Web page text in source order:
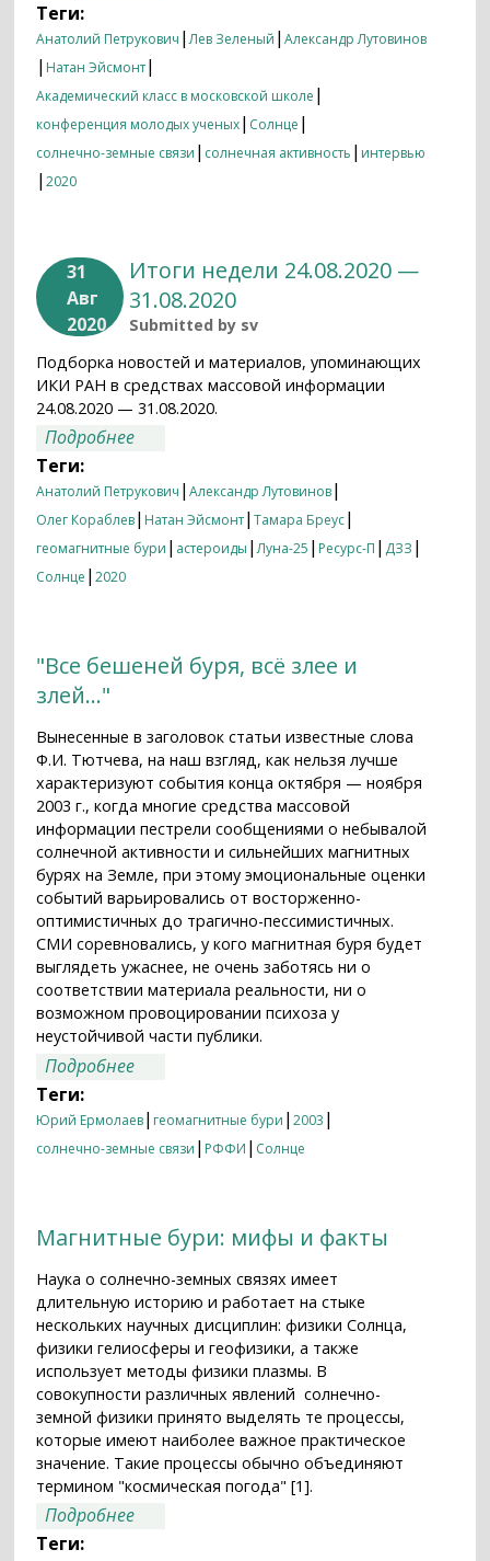
Теги:
Анатолий Петрукович |Лев Зеленый |Александр Лутовинов
| Натан Эйсмонт|
Академический класс в московской школе |
конференция молодых ученых| Солнце |
солнечно-земные связи | солнечная активность | интервью
|2020
31
Авг
2020
Итоги недели 24.08.2020 —
31.08.2020
Submitted by sv
Подборка новостей и материалов, упоминающих
ИКИ РАН в средствах массовой информации
24.08.2020 — 31.08.2020.
Подробнее
Теги:
Анатолий Петрукович |Александр Лутовинов|
Олег Кораблев| Натан Эйсмонт|Тамара Бреус|
геомагнитные бури | астероиды |Луна-25 | Ресурс-П | ДЗЗ |
Солнце |2020
"Все бешеней буря, всё злее и
злей..."
Вынесенные в заголовок статьи известные слова
Ф.И. Тютчева, на наш взгляд, как нельзя лучше
характеризуют события конца октября — ноября
2003 г., когда многие средства массовой
информации пестрели сообщениями о небывалой
солнечной активности и сильнейших магнитных
бурях на Земле, при этому эмоциональные оценки
событий варьировались от восторженно-
оптимистичных до трагично-пессимистичных.
СМИ соревновались, у кого магнитная буря будет
выглядеть ужаснее, не очень заботясь ни о
соответствии материала реальности, ни о
возможном провоцировании психоза у
неустойчивой части публики.
Подробнее
Теги:
Юрий Ермолаев| геомагнитные бури |2003 |
солнечно-земные связи | РФФИ | Солнце
Магнитные бури: мифы и факты
Наука о солнечно-земных связях имеет
длительную историю и работает на стыке
нескольких научных дисциплин: физики Солнца,
физики гелиосферы и геофизики, а также
использует методы физики плазмы. В
совокупности различных явлений солнечно-
земной физики принято выделять те процессы,
которые имеют наиболее важное практическое
значение. Такие процессы обычно объединяют
термином "космическая погода" [1].
Подробнее
Теги: